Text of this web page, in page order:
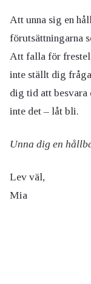
Att unna sig en
förutsättningarna
Att falla för
inte ställt dig
dig tid att besvara
inte det – låt bli.
Unna dig en
Lev väl,
Mia